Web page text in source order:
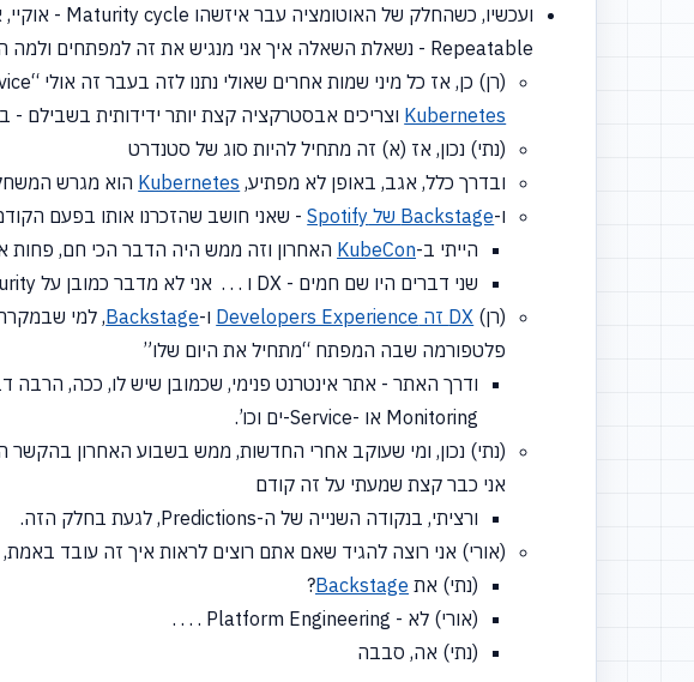
ועכשיו, כשהחלק של האוטומציה עבר איזשהו Maturity cycle - אוקיי, אז
Repeatable - נשאלת השאלה איך אני מנגיש את זה למפתחים ולמה הם בכלל צריכים לדעת את זה . . .
(רן) כן, אז כל מיני שמות אחרים שאולי נתנו לזה בעבר זה אולי “Platform-as-a-Service
Kubernetes וצריכים אבסטרקציה קצת יותר ידידותית בשבילם -
(נתי) נכון, אז (א) זה מתחיל להיות סוג של סטנדרט
ובדרך כלל, אגב, באופן לא מפתיע, Kubernetes הוא מגרש
ו-Backstage של Spotify - שאני חושב שהזכרנו אותו בפעם
הייתי ב-KubeCon האחרון וזה ממש היה הדבר הכי חם, פחות
שני דברים היו שם חמים - DX ו . . . אני לא מדבר כמובן על Security ועל Shift-Left, אבל . . .
(רן) DX זה Developers Experience ו-Backstage, למי
פלטפורמה שבה המפתח “מתחילאת היום שלו”
Monitoring או
-Service-ים
וכו’.
(נתי) נכון, ומי שעוקב אחרי החדשות, ממש בשבוע האחרון בהקשר
אני כבר קצת שמעתי על זה קודם
ורציתי, בנקודה השנייה של ה-Predictions, לגעת בחלק הזה.
(אורי) אני רוצה להגיד שאם אתם רוצים לראות איך זה עובד
(נתי) את Backstage
?
(אורי) לא - Platform Engineering . . . .
(נתי) אה, סבבה